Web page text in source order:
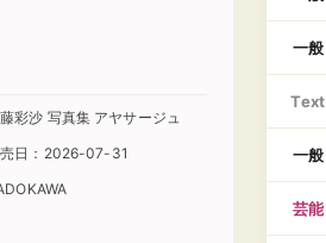
彩沙 写真集 アヤサージュ
日：2026-07-31
一般
Text
一般
芸能